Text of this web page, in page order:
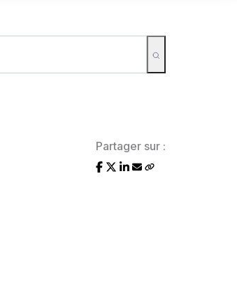
Partager sur :